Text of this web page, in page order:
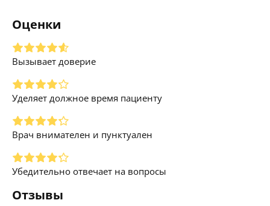
Оценки
Вызывает доверие
Уделяет должное время пациенту
Врач внимателен и пунктуален
Убедительно отвечает на вопросы
Отзывы